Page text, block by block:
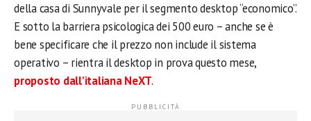
della casa di Sunnyvale per il segmento desktop “economico”.
E sotto la barriera psicologica dei 500 euro – anche se è
bene specificare che il prezzo non include il sistema
operativo – rientra il desktop in prova questo mese,
proposto dall’italiana NeXT.